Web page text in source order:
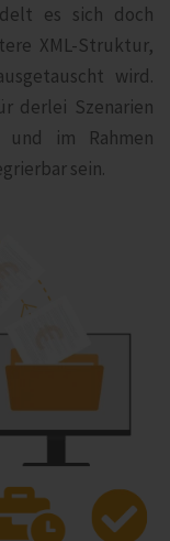
es sich doch
XML-Struktur,
wird.
derlei Szenarien
im Rahmen
sein.